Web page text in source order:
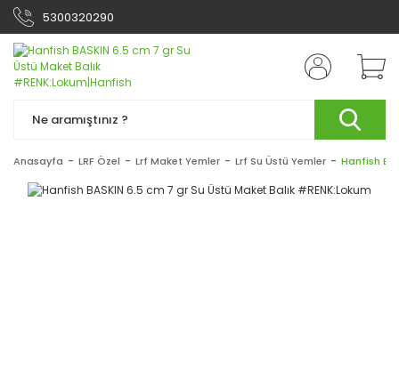
5300320290
Anasayfa LRF Özel Lrf Maket Yemler Lrf Su Üstü Yemler Hanfish